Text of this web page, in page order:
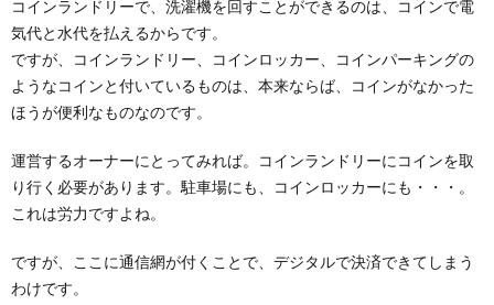
コインランドリーで、洗濯機を回すことができるのは、コインで電
気代と水代を払えるからです。
ですが、コインランドリー、コインロッカー、コインパーキングの
ようなコインと付いているものは、本来ならば、コインがなかった
ほうが便利なものなのです。
運営するオーナーにとってみれば。コインランドリーにコインを取
り行く必要があります。駐車場にも、コインロッカーにも・・・。
これは労力ですよね。
ですが、ここに通信網が付くことで、デジタルで決済できてしまう
わけです。